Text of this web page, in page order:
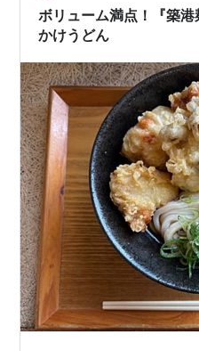
日曜日のみです。 私が訪ね
ボリューム満点！『築
かけうどん